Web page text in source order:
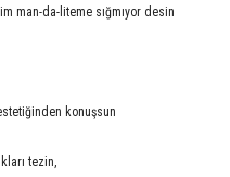
man-da-liteme sığmıyor desin
konuşsun
tezin,